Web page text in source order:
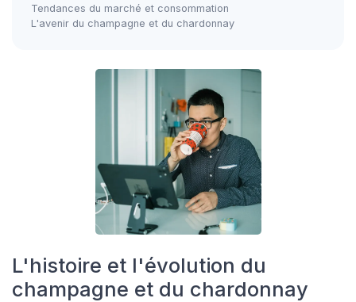
Tendances du marché et consommation
L'avenir du champagne et du chardonnay
L'histoire et l'évolution du
champagne et du chardonnay